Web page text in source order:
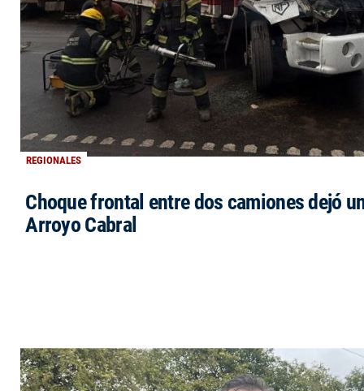
REGIONALES
Choque frontal entre dos camiones dejó
Arroyo Cabral